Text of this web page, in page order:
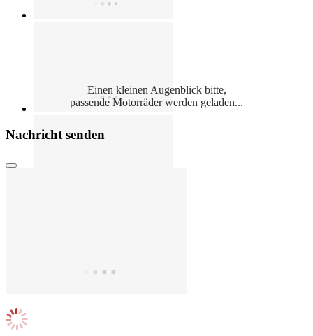
Einen kleinen Augenblick bitte,
passende Motorräder werden geladen...
Nachricht senden